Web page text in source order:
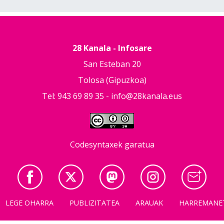
28 Kanala - Infosare
San Esteban 20
Tolosa (Gipuzkoa)
Tel: 943 69 89 35 - info@28kanala.eus
Codesyntaxek garatua
LEGE OHARRA PUBLIZITATEA ARAUAK